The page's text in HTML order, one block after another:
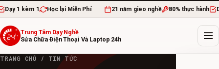
1 kèm 1 Học lại Miễn Phí 21 năm gieo nghề 80% thực hành Dạy
Trung Tâm Dạy Nghề
Sửa Chữa Điện Thoại Và Laptop 24h
TRANG CHỦ / TIN TỨC